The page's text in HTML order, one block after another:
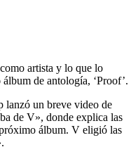
artista y lo que lo
de antología, ‘Proof’.
lanzó un breve video de
de V», donde explica las
álbum. V eligió las